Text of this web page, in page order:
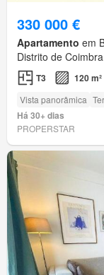
330 000 €
Apartamento em
Distrito de Coimbra
T3 120 m²
Vista panorâmica
Há 30+ dias
PROPERSTAR